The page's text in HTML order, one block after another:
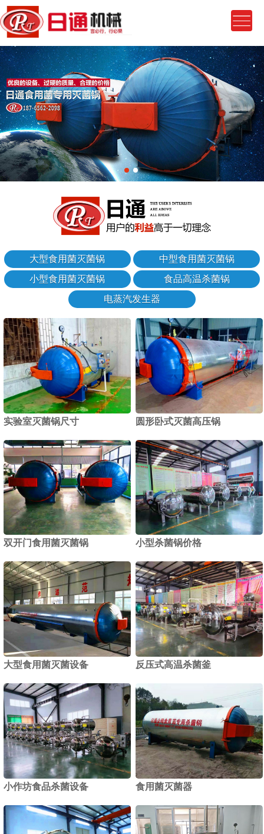
1 2
大型食用菌灭菌锅
中型食用菌灭菌锅
小型食用菌灭菌锅
食品高温杀菌锅
电蒸汽发生器
实验室灭菌锅尺寸 圆形卧式灭菌高压锅
双开门食用菌灭菌锅 小型杀菌锅价格
大型食用菌灭菌设备 反压式高温杀菌釜
小作坊食品杀菌设备 食用菌灭菌器